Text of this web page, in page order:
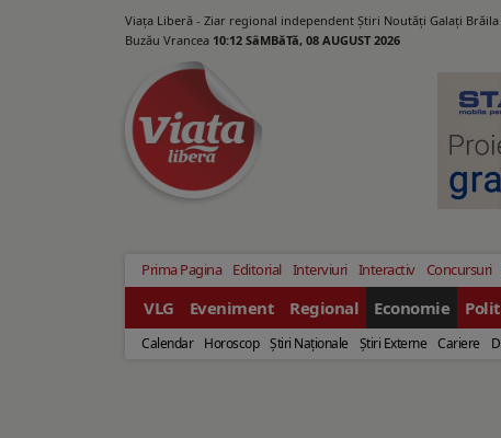
Viața Liberă - Ziar regional independent Știri Noutăți Galaţi Brăila
Buzău Vrancea 10:12 SâMBăTă, 08 AUGUST 2026
Prima Pagina Editorial Interviuri Interactiv Concursuri
VLG Eveniment Regional Economie
Calendar Horoscop Ştiri Naţionale Ştiri Externe Cariere